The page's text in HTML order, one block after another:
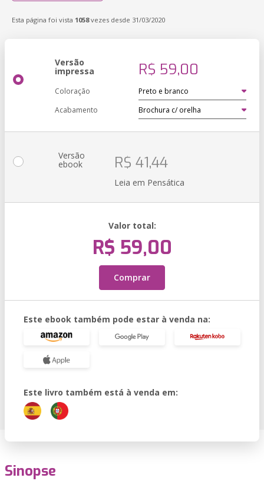
Esta página foi vista 1058vezes desde 31/03/2020
Versão
impressa R$ 59,00
Coloração
Acabamento
Versão
ebook R$ 41,44
Leia em Pensática
Valor total:
R$ 59,00
Comprar
Este ebook também pode estar à venda na:
Este livro também está à venda em:
Sinopse